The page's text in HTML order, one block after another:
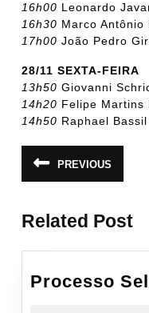
16h00 Leonardo
16h30 Marco Antônio
17h00 João Pedro
28/11 SEXTA-FEIRA
13h50 Giovanni
14h20 Felipe Martins
14h50 Raphael
Navegação
de
PREVIOUS
anterior:
Related Post
Processo